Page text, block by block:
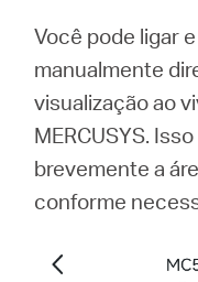
Você pode ligar
manualmente
visualização ao
MERCUSYS.
brevemente a
conforme